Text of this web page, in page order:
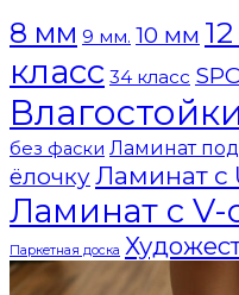
8 мм 9 мм. 10 мм
класс 34 класс
без фаски Ламинат
ёлочкуЛаминат с
Ламинат с
Паркетная доска